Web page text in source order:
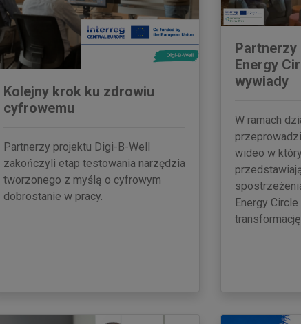
Kolejny krok ku zdrowiu
cyfrowemu
Partnerzy projektu Digi-B-Well
zakończyli etap testowania narzędzia
tworzonego z myślą o cyfrowym
dobrostanie w pracy.
Energy
wywiady
W ramach
wideo w
Energy